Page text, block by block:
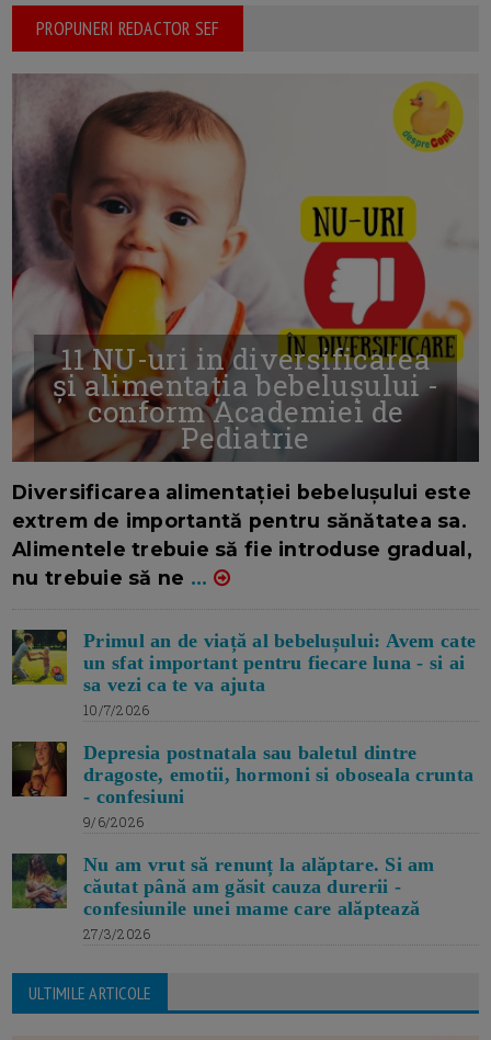
PROPUNERI REDACTOR SEF
11 NU-uri in diversificarea
și alimentația bebelușului -
conform Academiei de
Pediatrie
Diversificarea alimentației bebelușului este
extrem de importantă pentru sănătatea sa.
Alimentele trebuie să fie introduse gradual,
nu trebuie să ne ...
Primul an de viață al bebelușului: Avem cate
un sfat important pentru fiecare luna - si ai
sa vezi ca te va ajuta
10/7/2026
Depresia postnatala sau baletul dintre
dragoste, emotii, hormoni si oboseala crunta
- confesiuni
9/6/2026
Nu am vrut să renunț la alăptare. Si am
căutat până am găsit cauza durerii -
confesiunile unei mame care alăptează
27/3/2026
ULTIMILE ARTICOLE